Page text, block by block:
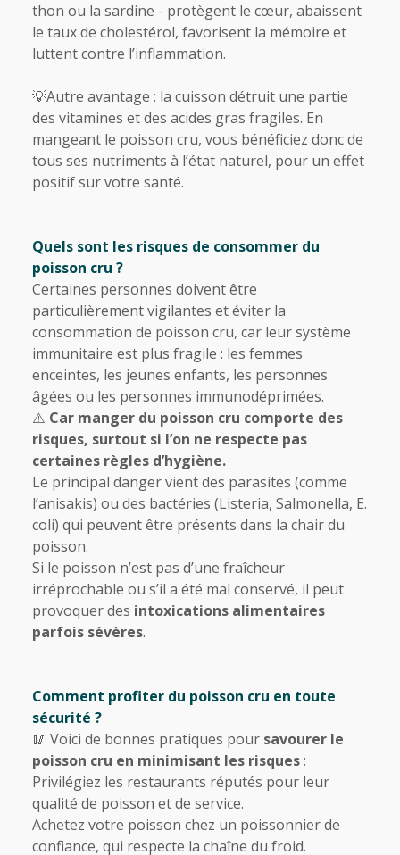
thon ou la sardine - protègent le cœur, abaissent
le taux de cholestérol, favorisent la mémoire et
luttent contre l’inflammation.
💡Autre avantage : la cuisson détruit une partie
des vitamines et des acides gras fragiles. En
mangeant le poisson cru, vous bénéficiez donc de
tous ses nutriments à l’état naturel, pour un effet
positif sur votre santé.
Quels sont les risques de consommer du
poisson cru ?
Certaines personnes doivent être
particulièrement vigilantes et éviter la
consommation de poisson cru, car leur système
immunitaire est plus fragile : les femmes
enceintes, les jeunes enfants, les personnes
âgées ou les personnes immunodéprimées.
⚠️ Car manger du poisson cru comporte des
risques, surtout si l’on ne respecte pas
certaines règles d’hygiène.
Le principal danger vient des parasites (comme
l’anisakis) ou des bactéries (Listeria, Salmonella, E.
coli) qui peuvent être présents dans la chair du
poisson.
Si le poisson n’est pas d’une fraîcheur
irréprochable ou s’il a été mal conservé, il peut
provoquer des intoxications alimentaires
parfois sévères.
Comment profiter du poisson cru en toute
sécurité ?
🥢 Voici de bonnes pratiques pour savourer le
poisson cru en minimisant les risques:
Privilégiez les restaurants réputés pour leur
qualité de poisson et de service.
Achetez votre poisson chez un poissonnier de
confiance, qui respecte la chaîne du froid.